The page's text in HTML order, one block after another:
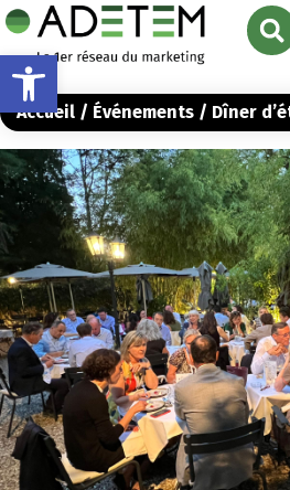
Ouvrir la barre
Accueil / Événements / Dîner